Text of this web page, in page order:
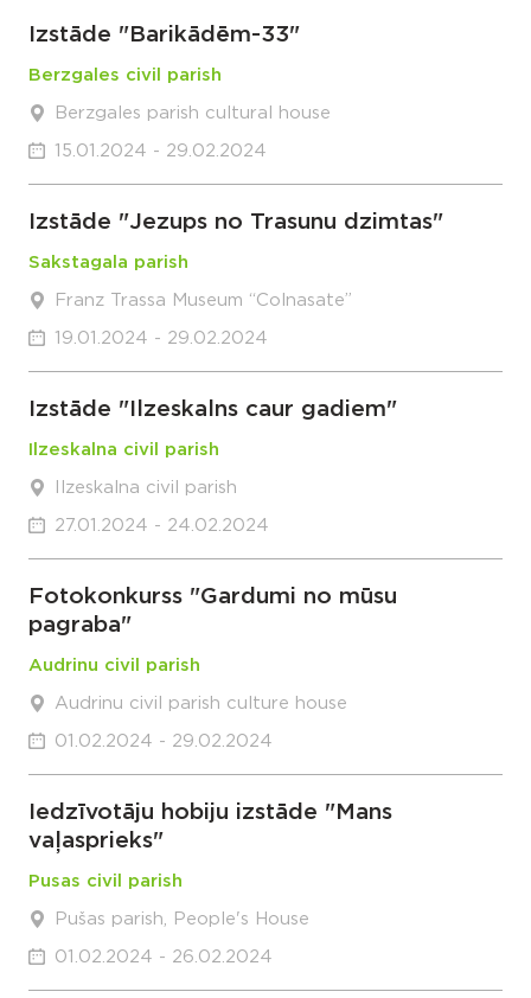
Izstāde "Barikādēm-33"
Berzgales civil parish
Berzgales parish cultural house
15.01.2024 - 29.02.2024
Izstāde "Jezups no Trasunu dzimtas"
Sakstagala parish
Franz Trassa Museum “Colnasate”
19.01.2024 - 29.02.2024
Izstāde "Ilzeskalns caur gadiem"
Ilzeskalna civil parish
Ilzeskalna civil parish
27.01.2024 - 24.02.2024
Fotokonkurss "Gardumi no mūsu
pagraba"
Audrinu civil parish
Audrinu civil parish culture house
01.02.2024 - 29.02.2024
Iedzīvotāju hobiju izstāde "Mans
vaļasprieks"
Pusas civil parish
Pušas parish, People's House
01.02.2024 - 26.02.2024